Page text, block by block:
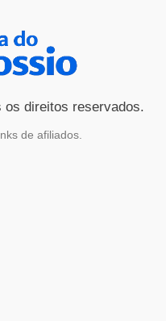
os direitos reservados.
de afiliados.